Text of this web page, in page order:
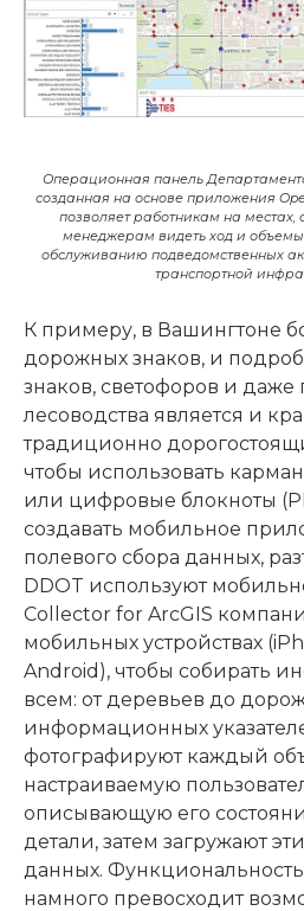
Операционная панель
созданная на основе приложения
позволяет работникам на
менеджерам видеть ход и
обслуживанию подведомственных
транспортной
К примеру, в Вашингтоне
дорожных знаков, и
знаков, светофоров и даже
лесоводства является и
традиционно
чтобы использовать
или цифровые блокноты
создавать мобильное
полевого сбора данных,
DDOT используют
Collector for ArcGIS
мобильных устройствах
Android), чтобы собирать
всем: от деревьев до
информационных
фотографируют каждый
настраиваемую
описывающую его
детали, затем загружают
данных.
намного превосходит